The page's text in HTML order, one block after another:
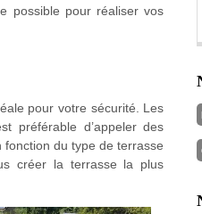
possible pour réaliser vos
pour votre sécurité. Les
préférable d’appeler des
du type de terrasse
créer la terrasse la plus